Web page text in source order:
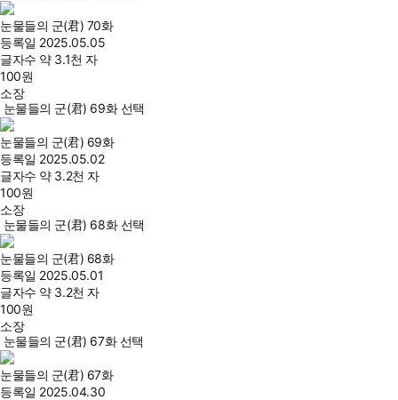
눈물들의 군(君) 70화
등록일 2025.05.05
글자수 약 3.1천 자
100원
소장
눈물들의 군(君) 69화 선택
눈물들의 군(君) 69화
등록일 2025.05.02
글자수 약 3.2천 자
100원
소장
눈물들의 군(君) 68화 선택
눈물들의 군(君) 68화
등록일 2025.05.01
글자수 약 3.2천 자
100원
소장
눈물들의 군(君) 67화 선택
눈물들의 군(君) 67화
등록일 2025.04.30